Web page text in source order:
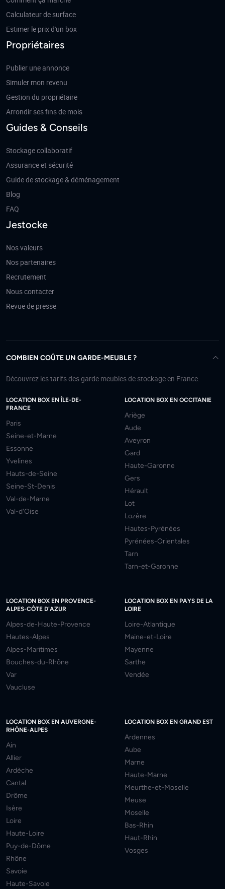
Calculateur de surface
Estimer le prix d'un box
Propriétaires
Publier une annonce
Simuler mon revenu
Gestion du propriétaire
Arrondir ses fins de mois
Guides & Conseils
Stockage collaboratif
Assurance et sécurité
Guide de stockage & déménagement
Blog
FAQ
Jestocke
Nos valeurs
Nos partenaires
Recrutement
Nous contacter
Revue de presse
COMBIEN COÛTE UN GARDE-MEUBLE ?
Découvrez les tarifs des garde meubles de stockage en France.
LOCATION BOX EN ÎLE-DE-
FRANCE
Paris
Seine-et-Marne
Essonne
Yvelines
Hauts-de-Seine
Seine-St-Denis
Val-de-Marne
Val-d'Oise
LOCATION BOX EN OCCITANIE
Ariège
Aude
Aveyron
Gard
Haute-Garonne
Gers
Hérault
Lot
Lozère
Hautes-Pyrénées
Pyrénées-Orientales
Tarn
Tarn-et-Garonne
LOCATION BOX EN PROVENCE-
ALPES-CÔTE D'AZUR
Alpes-de-Haute-Provence
Hautes-Alpes
Alpes-Maritimes
Bouches-du-Rhône
Var
Vaucluse
LOCATION BOX EN PAYS DE LA
LOIRE
Loire-Atlantique
Maine-et-Loire
Mayenne
Sarthe
Vendée
LOCATION BOX EN AUVERGNE-
RHÔNE-ALPES
Ain
Allier
Ardèche
Cantal
Drôme
Isère
Loire
Haute-Loire
Puy-de-Dôme
Rhône
Savoie
Haute-Savoie
LOCATION BOX EN GRAND EST
Ardennes
Aube
Marne
Haute-Marne
Meurthe-et-Moselle
Meuse
Moselle
Bas-Rhin
Haut-Rhin
Vosges